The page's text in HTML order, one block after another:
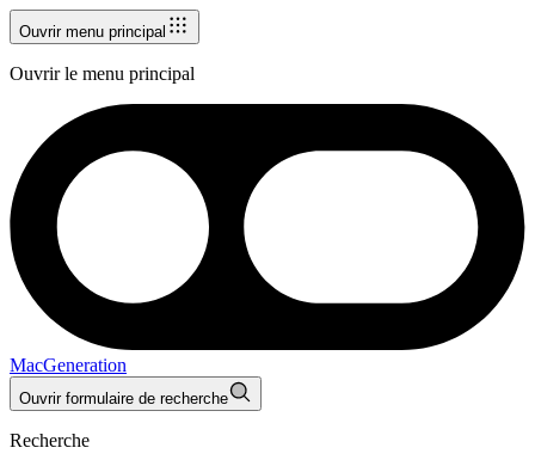
Ouvrir menu principal
Ouvrir le menu principal
MacGeneration
Ouvrir formulaire de recherche
Recherche